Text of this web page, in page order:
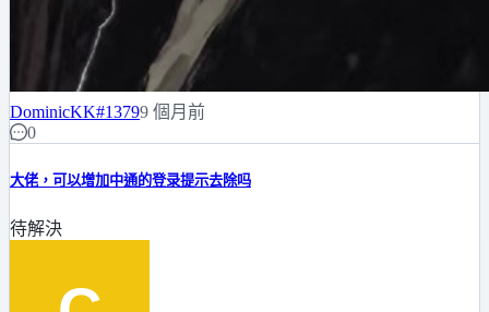
DominicKK#13799 個月前
0
大佬，可以增加中通的登录提示去除吗
待解決